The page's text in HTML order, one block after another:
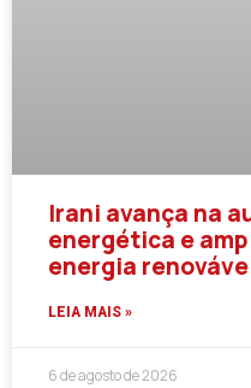
Irani avança na
energética e
energia
LEIA MAIS »
6 de agosto de 2026